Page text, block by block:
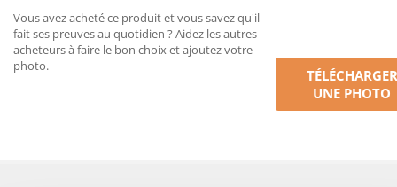
Vous avez acheté ce produit et vous savez qu'il
fait ses preuves au quotidien ? Aidez les autres
acheteurs à faire le bon choix et ajoutez votre
photo.
TÉLÉCHARGER
UNE PHOTO